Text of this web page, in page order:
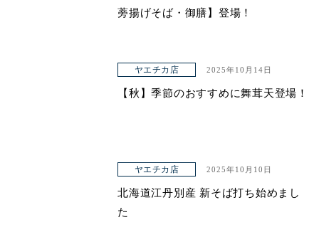
蒡揚げそば・御膳】登場！
ヤエチカ店 2025年10月14日
【秋】季節のおすすめに舞茸天登場！
ヤエチカ店 2025年10月10日
北海道江丹別産 新そば打ち始めまし
た